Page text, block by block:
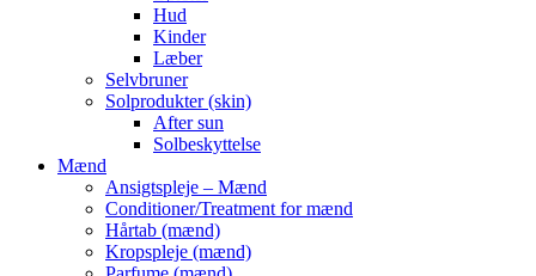
Hud
Kinder
Læber
Selvbruner
Solprodukter (skin)
After sun
Solbeskyttelse
Mænd
Ansigtspleje – Mænd
Conditioner/Treatment for mænd
Hårtab (mænd)
Kropspleje (mænd)